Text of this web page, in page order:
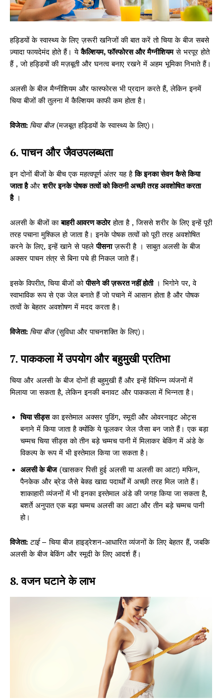
हड्डियों के स्वास्थ्य के लिए ज़रूरी खनिजों की बात करें तो चिया के बीज सबसे
ज़्यादा फायदेमंद होते हैं। येकैल्शियम, फॉस्फोरस और मैग्नीशियमसे भरपूर होते
हैं , जो हड्डियों की मज़बूती और घनत्व बनाए रखने में अहम भूमिका निभाते हैं।
अलसी के बीज मैग्नीशियम और फास्फोरस भी प्रदान करते हैं, लेकिन इनमें
चिया बीजों की तुलना में कैल्शियम काफी कम होता है।
विजेता: चिया बीज(मजबूत हड्डियों के स्वास्थ्य के लिए)।
6. पाचन और जैवउपलब्धता
इन दोनों बीजों के बीच एक महत्वपूर्ण अंतर यह हैकि इनका सेवन कैसे किया
जाता हैऔरशरीर इनके पोषक तत्वों को कितनी अच्छी तरह अवशोषित करता
है।
अलसी के बीजों काबाहरी आवरण कठोरहोता है , जिससे शरीर के लिए इन्हें पूरी
तरह पचाना मुश्किल हो जाता है। इनके पोषक तत्वों को पूरी तरह अवशोषित
करने के लिए, इन्हें खाने से पहलेपीसनाज़रूरी है । साबुत अलसी के बीज
अक्सर पाचन तंत्र से बिना पचे ही निकल जाते हैं।
इसके विपरीत, चिया बीजों कोपीसने की ज़रूरत नहीं होती। भिगोने पर, वे
स्वाभाविक रूप से एक जेल बनाते हैं जो पचाने में आसान होता है और पोषक
तत्वों के बेहतर अवशोषण में मदद करता है।
विजेता: चिया बीज(सुविधा और पाचनशक्ति के लिए)।
7. पाककला में उपयोग और बहुमुखी प्रतिभा
चिया और अलसी के बीज दोनों ही बहुमुखी हैं और इन्हें विभिन्न व्यंजनों में
मिलाया जा सकता है, लेकिन इनकी बनावट और पाककला में भिन्नता है।
चिया सीड्सका इस्तेमाल अक्सर पुडिंग, स्मूदी और ओवरनाइट ओट्स
बनाने में किया जाता है क्योंकि ये फूलकर जेल जैसा बन जाते हैं। एक बड़ा
चम्मच चिया सीड्स को तीन बड़े चम्मच पानी में मिलाकर बेकिंग में अंडे के
विकल्प के रूप में भी इस्तेमाल किया जा सकता है।
अलसी के बीज(खासकर पिसी हुई अलसी या अलसी का आटा) मफिन,
पैनकेक और ब्रेड जैसे बेक्ड खाद्य पदार्थों में अच्छी तरह मिल जाते हैं।
शाकाहारी व्यंजनों में भी इनका इस्तेमाल अंडे की जगह किया जा सकता है,
बशर्ते अनुपात एक बड़ा चम्मच अलसी का आटा और तीन बड़े चम्मच पानी
हो।
विजेता: टाई– चिया बीज हाइड्रेशन-आधारित व्यंजनों के लिए बेहतर हैं, जबकि
अलसी के बीज बेकिंग और स्मूदी के लिए आदर्श हैं।
8. वजन घटाने के लाभ